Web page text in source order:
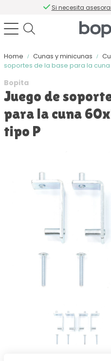
Si necesita
Home Cunas y minicunas
soportes de la base para la cuna
Bopita
Juego de
para la cuna
tipo P